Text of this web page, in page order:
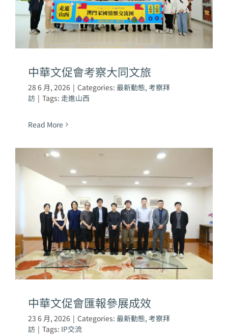
中華文促會考察大同文旅
28 6 月, 2026 | Categories: 最新動態, 考察拜
訪 | Tags: 走進山西
Read More
中華文促會匯報參展成效
23 6 月, 2026 | Categories: 最新動態, 考察拜
訪 | Tags: IP交流